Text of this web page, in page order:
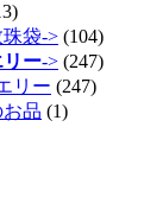
袋-> (104)
リー-> (247)
リー (247)
品 (1)